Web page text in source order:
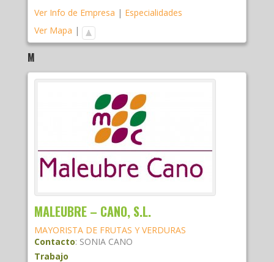
Ver Info de Empresa | Especialidades
Ver Mapa |
M
MALEUBRE – CANO, S.L.
MAYORISTA DE FRUTAS Y VERDURAS
Contacto: SONIA CANO
Trabajo